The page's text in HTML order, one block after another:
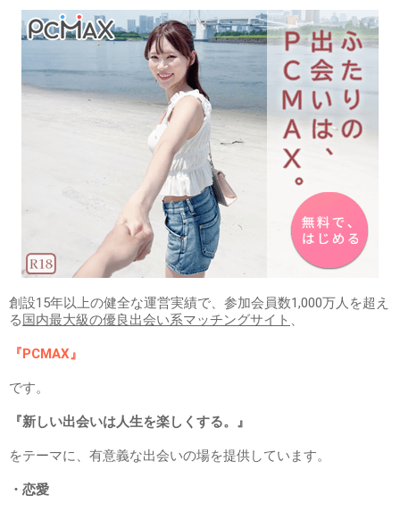
創設15年以上の健全な運営実績で、参加会員数1,000万人を超え
る 国内最大級の優良出会い系マッチングサイト 、
『PCMAX』
です。
『新しい出会いは人生を楽しくする。』
をテーマに、有意義な出会いの場を提供しています。
・恋愛